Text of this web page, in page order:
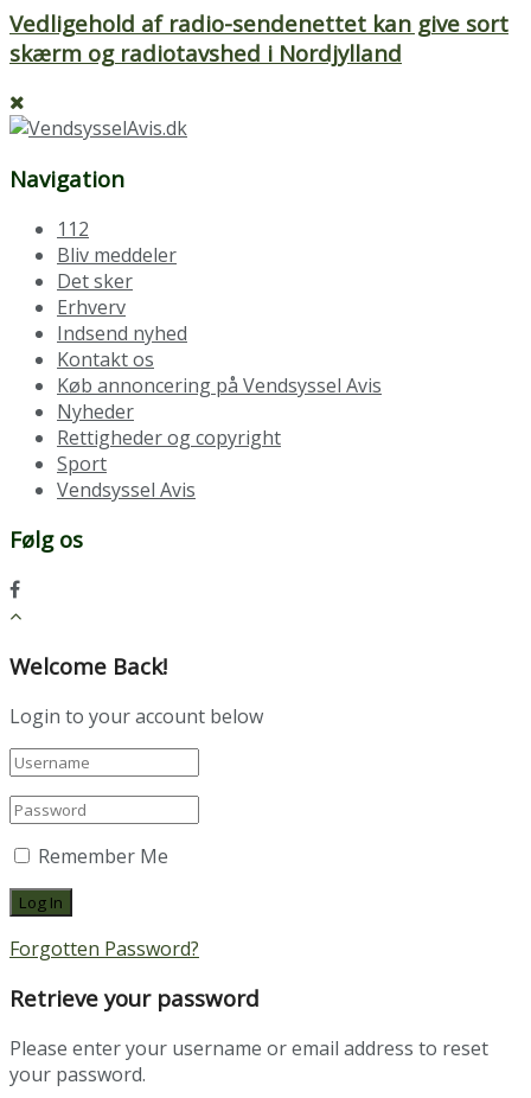
Vedligehold af radio-sendenettet kan give sort
skærm og radiotavshed i Nordjylland
Navigation
112
Bliv meddeler
Det sker
Erhverv
Indsend nyhed
Kontakt os
Køb annoncering på Vendsyssel Avis
Nyheder
Rettigheder og copyright
Sport
Vendsyssel Avis
Følg os
Welcome Back!
Login to your account below
Remember Me
Forgotten Password?
Retrieve your password
Please enter your username or email address to reset
your password.